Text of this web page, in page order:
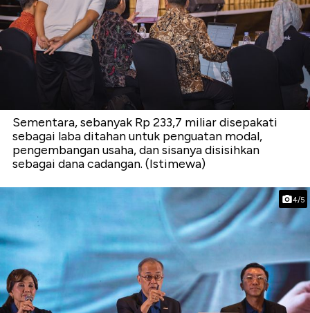
Sementara, sebanyak Rp 233,7 miliar disepakati
sebagai laba ditahan untuk penguatan modal,
pengembangan usaha, dan sisanya disisihkan
sebagai dana cadangan. (Istimewa)
4/5